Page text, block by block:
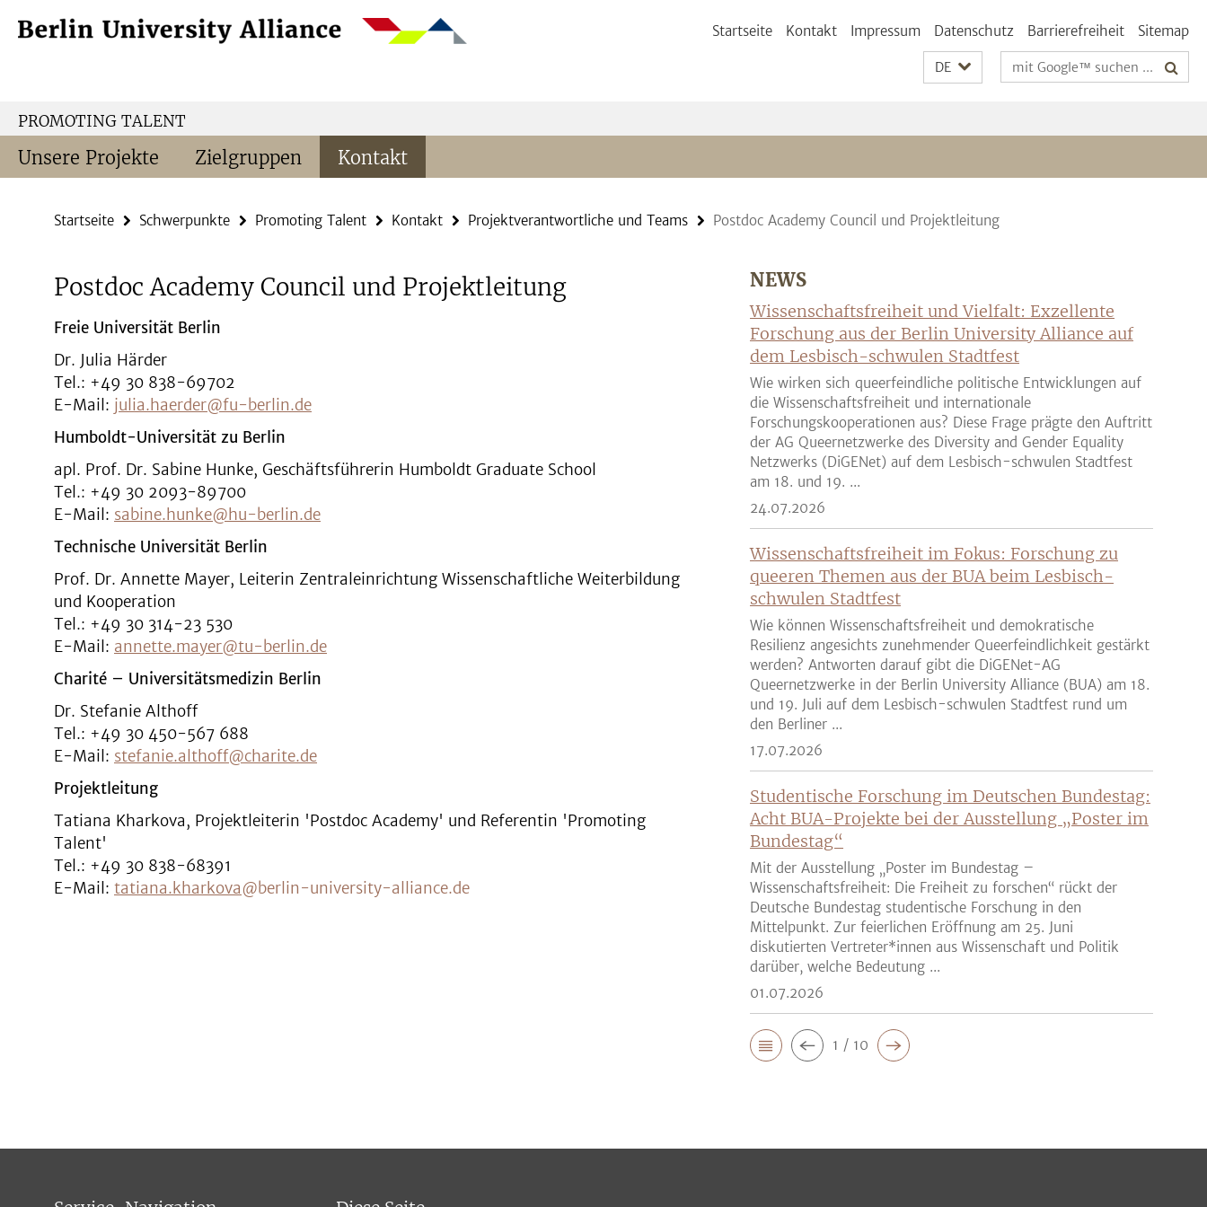
direkt
Service-
Startseite Kontakt Impressum Datenschutz Barrierefreiheit Sitemap
DE Suchbegriffe
PROMOTING TALENT
Unsere Projekte Zielgruppen Kontakt
Startseite Schwerpunkte Promoting Talent Kontakt Projektverantwortliche und Teams Postdoc Academy Council und Projektleitung
Postdoc Academy Council und Projektleitung
Freie Universität Berlin
Dr. Julia Härder
Tel.: +49 30 838-69702
E-Mail: julia.haerder@fu-berlin.de
Humboldt-Universität zu Berlin
apl. Prof. Dr. Sabine Hunke, Geschäftsführerin Humboldt Graduate School
Tel.: +49 30 2093-89700
E-Mail: sabine.hunke@hu-berlin.de
Technische Universität Berlin
Prof. Dr. Annette Mayer, Leiterin Zentraleinrichtung Wissenschaftliche Weiterbildung
und Kooperation
Tel.: +49 30 314-23 530
E-Mail: annette.mayer@tu-berlin.de
Charité – Universitätsmedizin Berlin
Dr. Stefanie Althoff
Tel.: +49 30 450-567 688
E-Mail: stefanie.althoff@charite.de
Projektleitung
Tatiana Kharkova, Projektleiterin 'Postdoc Academy' und Referentin 'Promoting
Talent'
Tel.: +49 30 838-68391
E-Mail: tatiana.kharkova@berlin-university-alliance.de
NEWS
Wissenschaftsfreiheit und Vielfalt: Exzellente
Forschung aus der Berlin University Alliance auf
dem Lesbisch-schwulen Stadtfest
Wie wirken sich queerfeindliche politische Entwicklungen auf
die Wissenschaftsfreiheit und internationale
Forschungskooperationen aus? Diese Frage prägte den Auftritt
der AG Queernetzwerke des Diversity and Gender Equality
Netzwerks (DiGENet) auf dem Lesbisch-schwulen Stadtfest
am 18. und 19. ...
24.07.2026
Wissenschaftsfreiheit im Fokus: Forschung zu
queeren Themen aus der BUA beim Lesbisch-
schwulen Stadtfest
Wie können Wissenschaftsfreiheit und demokratische
Resilienz angesichts zunehmender Queerfeindlichkeit gestärkt
werden? Antworten darauf gibt die DiGENet-AG
Queernetzwerke in der Berlin University Alliance (BUA) am 18.
und 19. Juli auf dem Lesbisch-schwulen Stadtfest rund um
den Berliner ...
17.07.2026
Studentische Forschung im Deutschen Bundestag:
Acht BUA-Projekte bei der Ausstellung „Poster im
Bundestag“
Mit der Ausstellung „Poster im Bundestag –
Wissenschaftsfreiheit: Die Freiheit zu forschen“ rückt der
Deutsche Bundestag studentische Forschung in den
Mittelpunkt. Zur feierlichen Eröffnung am 25. Juni
diskutierten Vertreter*innen aus Wissenschaft und Politik
darüber, welche Bedeutung ...
01.07.2026
1 / 10